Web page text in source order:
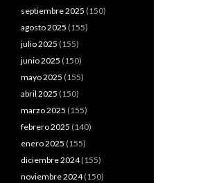
septiembre 2025 (150)
agosto 2025 (155)
julio 2025 (155)
junio 2025 (150)
mayo 2025 (155)
abril 2025 (150)
marzo 2025 (155)
febrero 2025 (140)
enero 2025 (155)
diciembre 2024(155)
noviembre 2024(150)